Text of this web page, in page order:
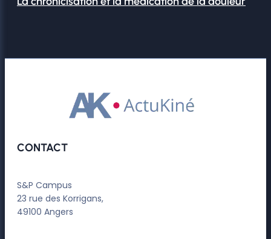
CONTACT
S&P Campus
23 rue des Korrigans,
49100 Angers